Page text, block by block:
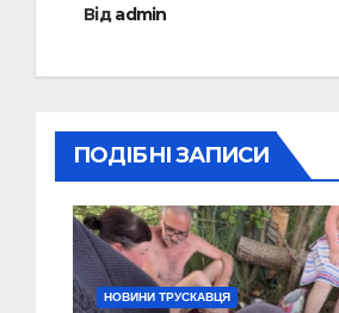
Відadmin
ПОДІБНІ ЗАПИСИ
НОВИНИ ТРУСКАВЦЯ